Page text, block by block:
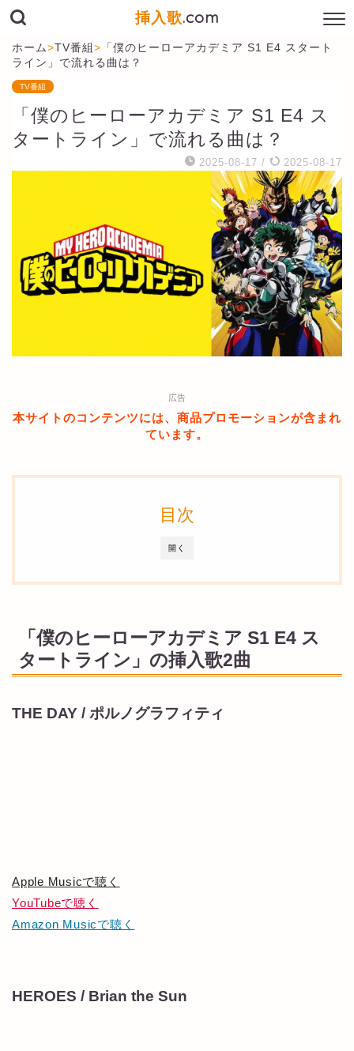
挿入歌.com
ホーム>TV番組> 「僕のヒーローアカデミア S1 E4 スタート
ライン」で流れる曲は？
TV番組
「僕のヒーローアカデミア S1 E4 ス
タートライン」で流れる曲は？
2025-08-17 / 2025-08-17
広告
本サイトのコンテンツには、商品プロモーションが含まれ
ています。
開く
目次
「僕のヒーローアカデミア S1 E4 ス
タートライン」の挿入歌2曲
THE DAY / ポルノグラフィティ
Apple Musicで聴く
YouTubeで聴く
Amazon Musicで聴く
HEROES / Brian the Sun